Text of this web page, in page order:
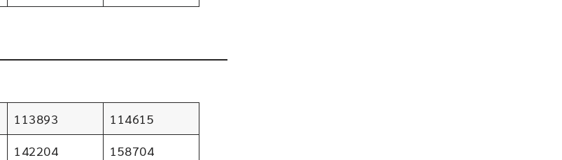
113893
114615
142204
158704